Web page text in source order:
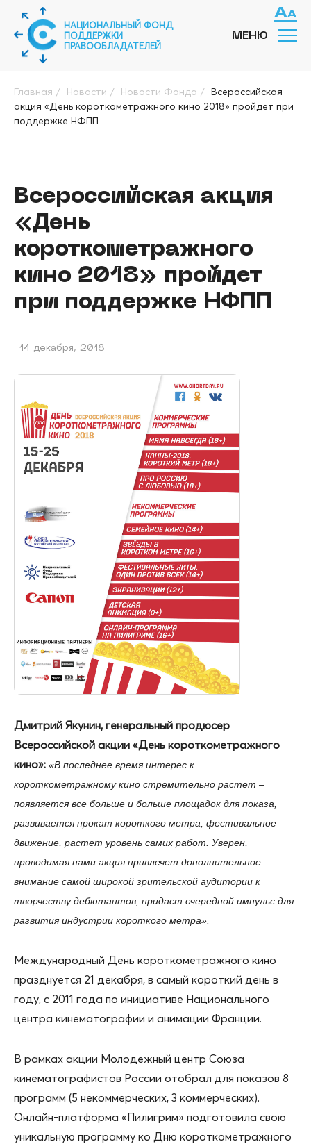
НАЦИОНАЛЬНЫЙ ФОНД
ПОДДЕРЖКИ
ПРАВООБЛАДАТЕЛЕЙ
МЕНЮ
Главная / Новости / Новости Фонда / Всероссийская
акция «День короткометражного кино 2018» пройдет при
поддержке НФПП
Всероссийская акция
«День
короткометражного
кино 2018» пройдет
при поддержке НФПП
14 декабря, 2018
Дмитрий Якунин, генеральный продюсер
Всероссийской акции «День короткометражного
кино»: «В последнее время интерес к
короткометражному кино стремительно растет –
появляется все больше и больше площадок для показа,
развивается прокат короткого метра, фестивальное
движение, растет уровень самих работ. Уверен,
проводимая нами акция привлечет дополнительное
внимание самой широкой зрительской аудитории к
творчеству дебютантов, придаст очередной импульс для
развития индустрии короткого метра».
Международный День короткометражного кино
празднуется 21 декабря, в самый короткий день в
году, с 2011 года по инициативе Национального
центра кинематографии и анимации Франции.
В рамках акции Молодежный центр Союза
кинематографистов России отобрал для показов 8
программ (5 некоммерческих, 3 коммерческих).
Онлайн-платформа «Пилигрим» подготовила свою
уникальную программу ко Дню короткометражного